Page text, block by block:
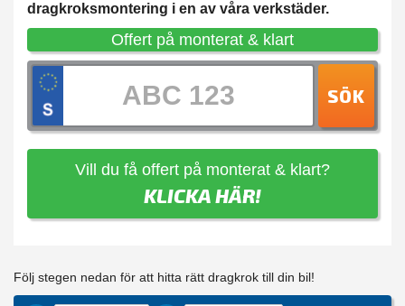
dragkroksmontering i en av våra verkstäder.
Offert på monterat & klart
SÖK
Vill du få offert på monterat & klart?
KLICKA HÄR!
Följ stegen nedan för att hitta rätt dragkrok till din bil!